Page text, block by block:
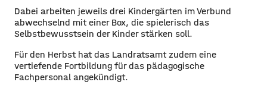
Dabei arbeiten jeweils drei Kindergärten im Verbund
abwechselnd mit einer Box, die spielerisch das
Selbstbewusstsein der Kinder stärken soll.
Für den Herbst hat das Landratsamt zudem eine
vertiefende Fortbildung für das pädagogische
Fachpersonal angekündigt.